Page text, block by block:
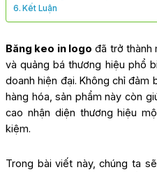
Kết Luận
Băng keo in logo đã trở thành
và quảng bá thương hiệu phổ
doanh hiện đại. Không chỉ đảm
hàng hóa, sản phẩm này còn
cao nhận diện thương hiệu
kiệm.
Trong bài viết này, chúng ta